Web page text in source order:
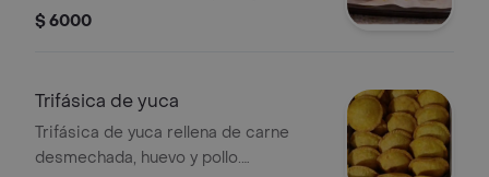
$ 6000
Trifásica de yuca
Trifásica de yuca rellena de carne
desmechada, huevo y pollo.